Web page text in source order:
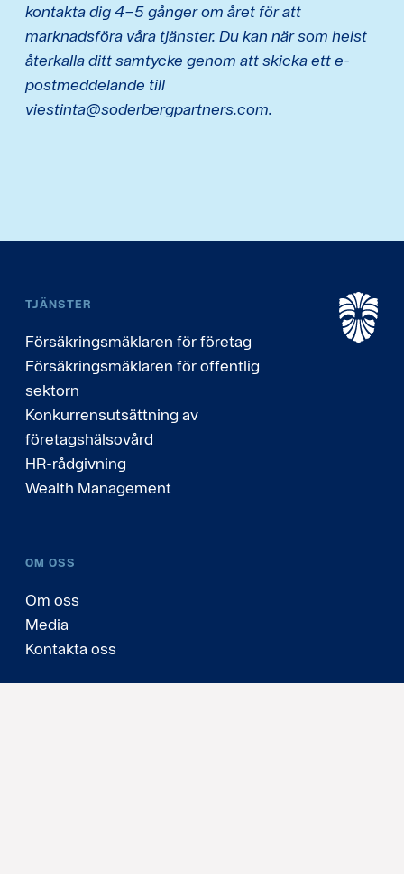
kontakta dig 4–5 gånger om året för att
marknadsföra våra tjänster. Du kan när som helst
återkalla ditt samtycke genom att skicka ett e-
postmeddelande till
viestinta@soderbergpartners.com.
TJÄNSTER
Försäkringsmäklaren för företag
Försäkringsmäklaren för offentlig
sektorn
Konkurrensutsättning av
företagshälsovård
HR-rådgivning
Wealth Management
OM OSS
Om oss
Media
Kontakta oss